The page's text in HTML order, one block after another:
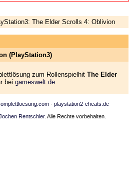
The Elder Scrolls 4: Oblivion
(PlayStation3)
zum RollenspielhitThe Elder
beigameswelt.de .
· playstation2-cheats.de
Rentschler. Alle Rechte vorbehalten.